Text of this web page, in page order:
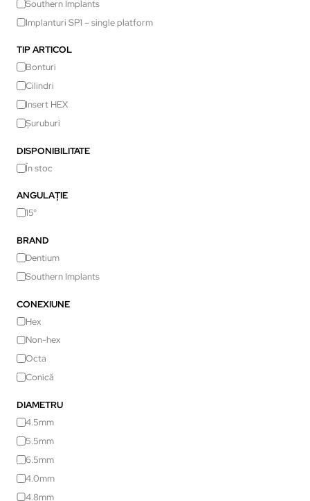
Southern Implants
Implanturi SP1 – single platform
TIP ARTICOL
Bonturi
Cilindri
Insert HEX
Șuruburi
DISPONIBILITATE
În stoc
ANGULAȚIE
15°
BRAND
Dentium
Southern Implants
CONEXIUNE
Hex
Non-hex
Octa
Conică
DIAMETRU
4.5mm
5.5mm
6.5mm
4.0mm
4.8mm